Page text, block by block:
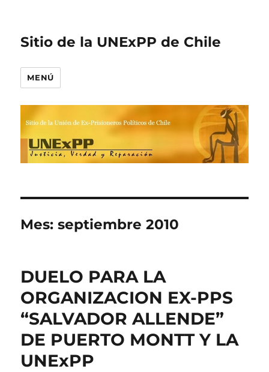
Sitio de la UNExPP de Chile
MENÚ
Mes:septiembre 2010
DUELO PARA LA
ORGANIZACION EX-PPS
“SALVADOR ALLENDE”
DE PUERTO MONTT Y LA
UNExPP